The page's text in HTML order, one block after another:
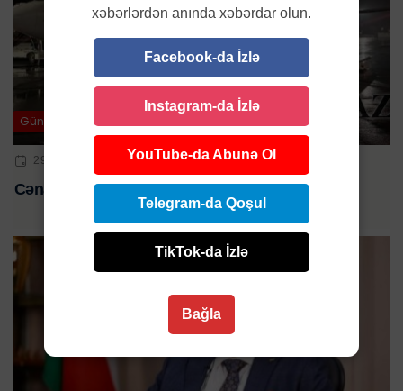
Gündəm
29 DEK 2024 | 00:29
Cənazələr Bakıya gətirildi
xəbərlərdən anında xəbərdar olun.
Facebook-da İzlə
Instagram-da İzlə
YouTube-da Abunə Ol
Telegram-da Qoşul
TikTok-da İzlə
Bağla